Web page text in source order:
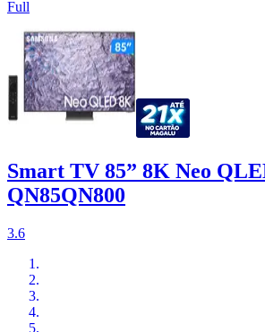
Full
Smart TV 85” 8K Neo
QN85QN800
3.6